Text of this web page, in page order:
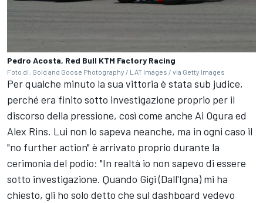
Pedro Acosta, Red Bull KTM Factory Racing
Foto di: Gold and Goose Photography / LAT Images / via Getty Images
Per qualche minuto la sua vittoria è stata sub judice,
perché era finito sotto investigazione proprio per il
discorso della pressione, così come anche Ai Ogura ed
Alex Rins. Lui non lo sapeva neanche, ma in ogni caso il
"no further action" è arrivato proprio durante la
cerimonia del podio: "In realtà io non sapevo di essere
sotto investigazione. Quando Gigi (Dall'Igna) mi ha
chiesto, gli ho solo detto che sul dashboard vedevo